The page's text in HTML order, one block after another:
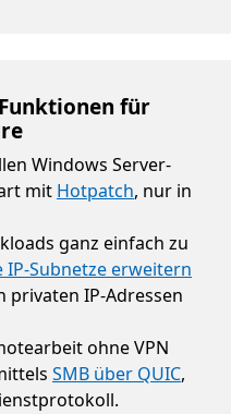
für
Windows Server-
mit Hotpatch, nur in
ganz einfach zu
IP-Subnetze erweitern
IP-Adressen
ohne VPN
SMB über QUIC,